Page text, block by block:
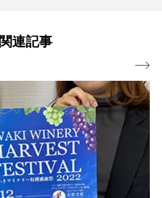
関連記事
